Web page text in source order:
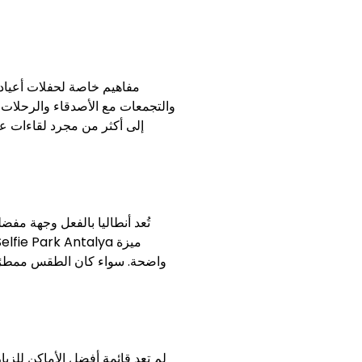
والتجمعات مع الأصدقاء
إلى أكثر من مجرد لقاءات
تُعد أنطاليا بالفعل وجهة
واضحة. سواء كان الطقس